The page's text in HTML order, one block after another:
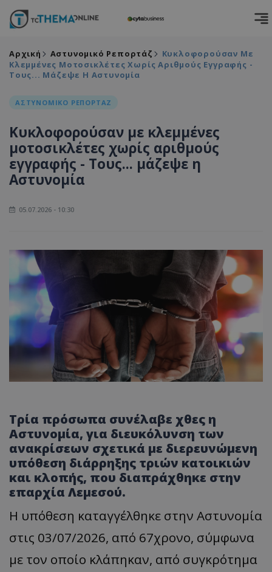
Αρχική Αστυνομικό Ρεπορτάζ
Κυκλοφορούσαν Με
Κλεμμένες Μοτοσικλέτες Χωρίς Αριθμούς Εγγραφής -
Τους... Μάζεψε Η Αστυνομία
ΑΣΤΥΝΟΜΙΚΟ ΡΕΠΟΡΤΑΖ
Κυκλοφορούσαν με κλεμμένες
μοτοσικλέτες χωρίς αριθμούς
εγγραφής - Τους... μάζεψε η
Αστυνομία
05.07.2026 - 10:30
Τρία πρόσωπα συνέλαβε χθες η
Αστυνομία, για διευκόλυνση των
ανακρίσεων σχετικά με διερευνώμενη
υπόθεση διάρρηξης τριών κατοικιών
και κλοπής, που διαπράχθηκε στην
επαρχία Λεμεσού.
Η υπόθεση καταγγέλθηκε στην Αστυνομία
στις 03/07/2026, από 67χρονο, σύμφωνα
με τον οποίο κλάπηκαν, από συγκρότημα